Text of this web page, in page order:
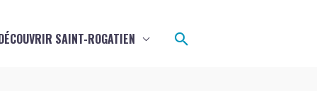
SAINT-ROGATIEN Rechercher